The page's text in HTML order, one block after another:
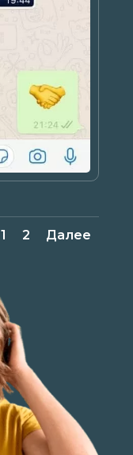
1 2 Далее